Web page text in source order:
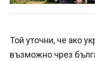
Той уточни, че ако
възможно чрез